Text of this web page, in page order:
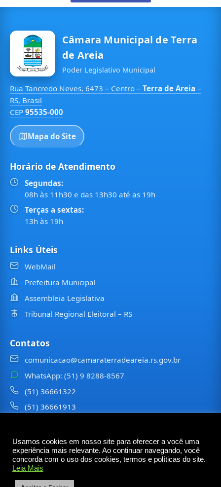
Câmara Municipal de Terra
de Areia
Poder Legislativo Municipal
Rua Tancredo Neves, 6473 – Centro – Terra de Areia –
RS, Brasil
CEP 95535-000
Mapa do Site
Horário de Atendimento
Segundas:
08h às 11h30 e das 13h30 até as 19h
Terças a sextas:
13h às 19h
Links Úteis
WebMail
Prefeitura Municipal
Assembleia Legislativa
Tribunal Regional Eleitoral – RS
Contatos
comunicacao@camaraterradeareia.rs.gov.br
WhatsApp: (51) 9 8288-8567
(51) 36661322
(51) 36661913
©2026Câmara Municipal deTerra de Areia— Todos os
direitos reservados
Rua Tancredo Neves, 6473 – Centro – Terra de Areia
Usamos cookies em nosso site para oferecer a você uma
experiência mais relevante. Ao continuar navegando, você
concorda com o uso dos cookies, termos e políticas do site.
Leia Mais